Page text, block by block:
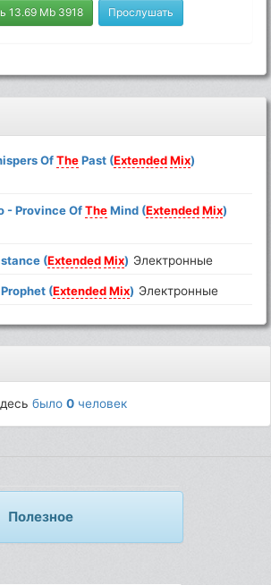
13.69 Mb 3918 Прослушать
OfThePast (Extended Mix)
- Province OfTheMind (Extended Mix)
(Extended Mix) Электронные
Prophet (Extended Mix) Электронные
было0 человек
Полезное